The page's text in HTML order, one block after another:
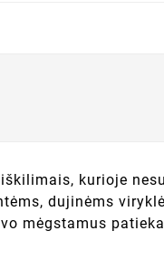
kurioje
dujinėms
mėgstamus